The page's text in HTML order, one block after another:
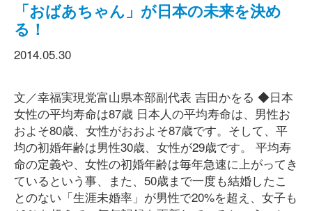
「おばあちゃん」が日本の未来を決め
る！
2014.05.30
文／幸福実現党富山県本部副代表 吉田かをる ◆日本
女性の平均寿命は87歳 日本人の平均寿命は、男性お
およそ80歳、女性がおおよそ87歳です。そして、平
均の初婚年齢は男性30歳、女性が29歳です。 平均寿
命の定義や、女性の初婚年齢は毎年急速に上がってき
ているという事、また、50歳まで一度も結婚したこ
とのない「生涯未婚率」が男性で20%を超え、女子も